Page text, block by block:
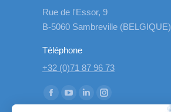
Rue de l'Essor, 9
B-5060 Sambreville (BELGIQUE)
Téléphone
+32 (0)71 87 96 73
Trouvez nous sur :
La
La